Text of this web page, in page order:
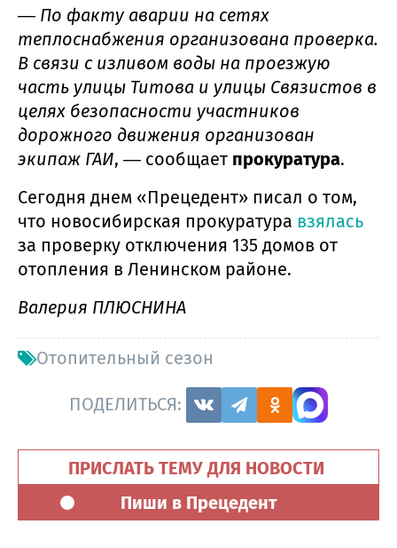
― По факту аварии на сетях
теплоснабжения организована проверка.
В связи с изливом воды на проезжую
часть улицы Титова и улицы Связистов в
целях безопасности участников
дорожного движения организован
экипаж ГАИ, ― сообщает прокуратура.
Сегодня днем «Прецедент» писал о том,
что новосибирская прокуратура взялась
за проверку отключения 135 домов от
отопления в Ленинском районе.
Валерия ПЛЮСНИНА
Отопительный сезон
ПОДЕЛИТЬСЯ:
ПРИСЛАТЬ ТЕМУ ДЛЯ НОВОСТИ
Пиши в Прецедент